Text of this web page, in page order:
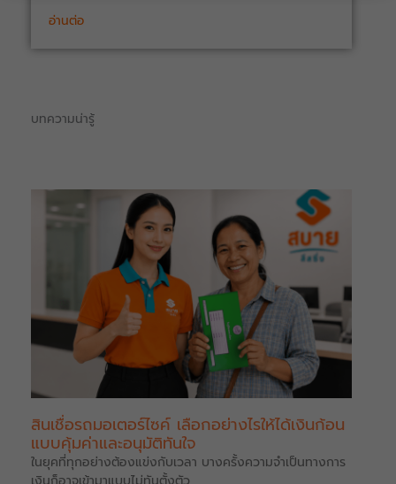
อ่านต่อ
บทความน่ารู้
สินเชื่อรถมอเตอร์ไซค์ เลือกอย่างไรให้ได้เงินก้อน
แบบคุ้มค่าและอนุมัติทันใจ
ในยุคที่ทุกอย่างต้องแข่งกับเวลา บางครั้งความจำเป็นทางการ